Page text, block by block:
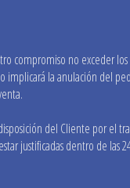
compromiso no exceder
implicará la anulación
del Cliente por el
justificadas dentro de